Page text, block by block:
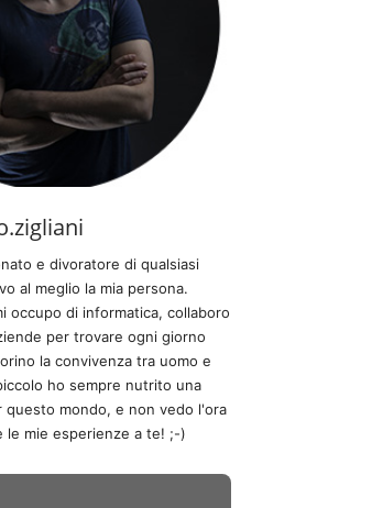
e divoratore di qualsiasi
al meglio la mia persona.
occupo di informatica, collaboro
per trovare ogni giorno
la convivenza tra uomo e
ho sempre nutrito una
mondo, e non vedo l'ora
le mie esperienze a te! ;-)